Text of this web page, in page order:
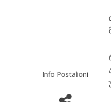
Info Postalioni